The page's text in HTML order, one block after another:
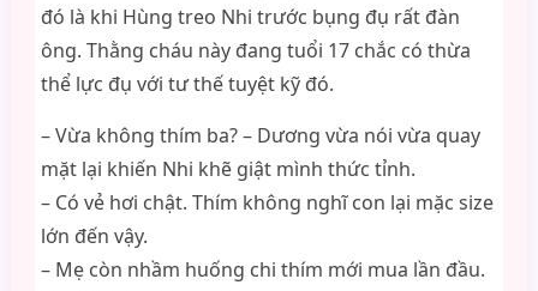
đó là khi Hùng treo Nhi trước bụng đụ rất đàn
ông. Thằng cháu này đang tuổi 17 chắc có thừa
thể lực đụ với tư thế tuyệt kỹ đó.
– Vừa không thím ba? – Dương vừa nói vừa quay
mặt lại khiến Nhi khẽ giật mình thức tỉnh.
– Có vẻ hơi chật. Thím không nghĩ con lại mặc size
lớn đến vậy.
– Mẹ còn nhầm huống chi thím mới mua lần đầu.